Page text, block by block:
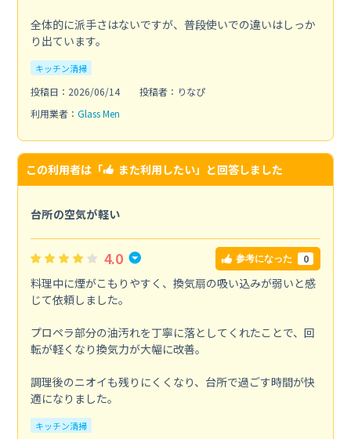
全体的に派手さはないですが、普段使いでの違いはしっか
り出ています。
キッチン清掃
投稿日：2026/06/14
投稿者：りなぴ
利用業者： Glass Men
この利用者は「 また利用したい」と回答しました
台所の空気が軽い
4.0 参考になった 0
料理中に煙がこもりやすく、換気扇の吸い込みが弱いと感
じて依頼しました。
プロペラ部分の油汚れを丁寧に落としてくれたことで、回
転が軽くなり換気力が大幅に改善。
調理後のニオイも残りにくくなり、台所で過ごす時間が快
適になりました。
キッチン清掃